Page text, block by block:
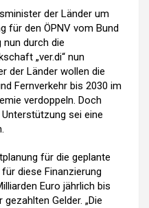
der Länder um
für den ÖPNV vom Bund
durch die
„ver.di“ nun
der Länder wollen die
Fernverkehr bis 2030 im
verdoppeln. Doch
sei eine
für die geplante
diese Finanzierung
Euro jährlich bis
Gelder. „Die